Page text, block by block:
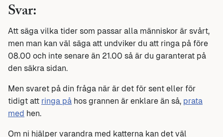
Svar:
Att säga vilka tider som passar alla människor är svårt,
men man kan väl säga att undviker du att ringa på före
08.00 och inte senare än 21.00 så är du garanterat på
den säkra sidan.
Men svaret på din fråga när är det för sent eller för
tidigt att ringa på hos grannen är enklare än så, prata
med hen.
Om ni hjälper varandra med katterna kan det väl